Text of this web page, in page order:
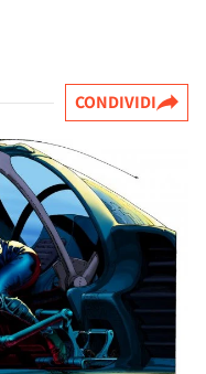
CONDIVIDI